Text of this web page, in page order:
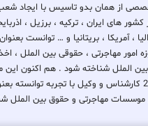
از همان بدو تاسیس با ایجاد
های ایران ، ترکیه ، برزیل ،
، آمریکا ، بریتانیا و … توانست
امور مهاجرتی ، حقوقی بین الملل ،
الملل شناخته شود . هم اکنون این
بیش از 2640 کارشناس و وکیل با تجربه
موسسات مهاجرتی و حقوق بین الملل